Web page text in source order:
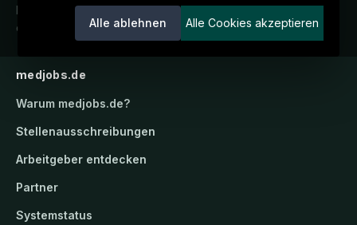
Alle ablehnen Alle Cookies akzeptieren
Karriereportal.Ein Service der
candidatis GmbH.
medjobs.de
Warum medjobs.de?
Stellenausschreibungen
Arbeitgeber entdecken
Partner
Systemstatus